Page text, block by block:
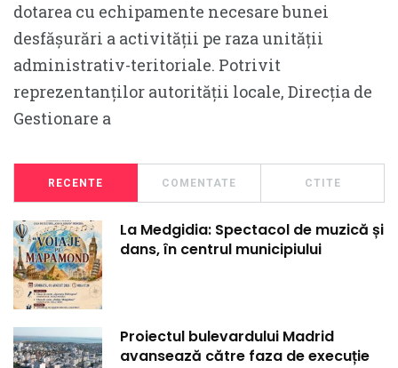
dotarea cu echipamente necesare bunei
desfășurări a activității pe raza unității
administrativ-teritoriale. Potrivit
reprezentanților autorității locale, Direcția de
Gestionare a
RECENTE COMENTATE CTITE
La Medgidia: Spectacol de muzică și
dans, în centrul municipiului
Proiectul bulevardului Madrid
avansează către faza de execuție